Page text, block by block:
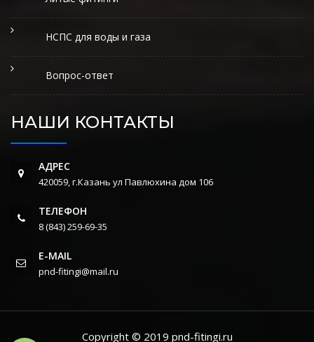
НСПС для воды и газа
Вопрос-ответ
НАШИ КОНТАКТЫ
АДРЕС
420059, г.Казань ул Павлюхина дом 106
ТЕЛЕФОН
8 (843) 259-69-35
E-MAIL
pnd-fitingi@mail.ru
Copyright © 2019 pnd-fitingi.ru